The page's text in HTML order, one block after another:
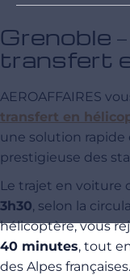
Grenoble
transfert
AEROAFFAIRES
transfert en
une solution
prestigieuse des
Le trajet en voiture
3h30, selon la
hélicoptère, vous
40 minutes, tout
des Alpes françaises.